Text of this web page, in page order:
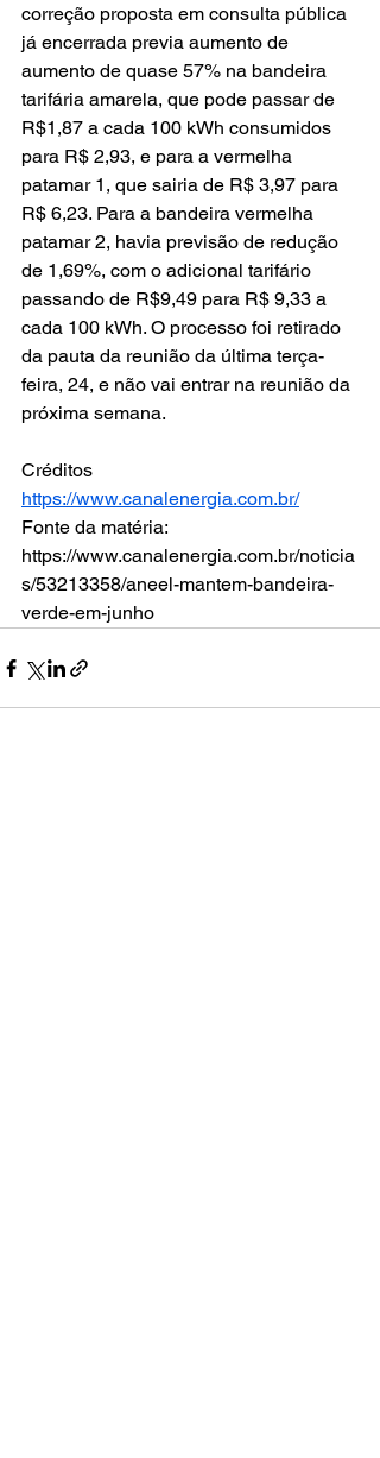
correção proposta em consulta pública
já encerrada previa aumento de
aumento de quase 57% na bandeira
tarifária amarela, que pode passar de
R$1,87 a cada 100 kWh consumidos
para R$ 2,93, e para a vermelha
patamar 1, que sairia de R$ 3,97 para
R$ 6,23. Para a bandeira vermelha
patamar 2, havia previsão de redução
de 1,69%, com o adicional tarifário
passando de R$9,49 para R$ 9,33 a
cada 100 kWh. O processo foi retirado
da pauta da reunião da última terça-
feira, 24, e não vai entrar na reunião da
próxima semana.
Créditos
https://www.canalenergia.com.br/
Fonte da matéria:
https://www.canalenergia.com.br/noticia
s/53213358/aneel-mantem-bandeira-
verde-em-junho